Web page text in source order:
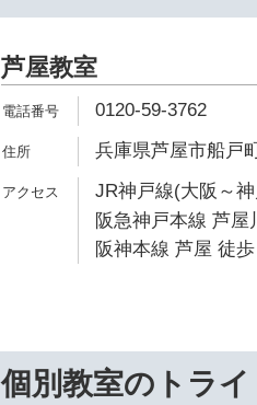
芦屋教室
0120-59-3762
兵庫県芦屋市船戸
JR神戸線(大阪～
阪急神戸本線 芦屋
阪神本線 芦屋 徒
個別教室のトライ